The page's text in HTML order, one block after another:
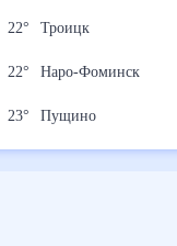
22° Троицк
22° Наро-Фоминск
23° Пущино